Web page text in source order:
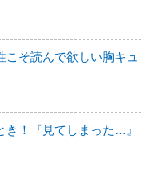
そ読んで欲しい胸キュ
き！『見てしまった…』